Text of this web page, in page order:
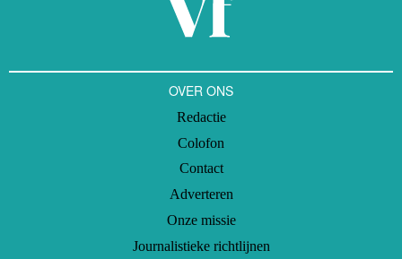
OVER ONS
Redactie
Colofon
Contact
Adverteren
Onze missie
Journalistieke richtlijnen